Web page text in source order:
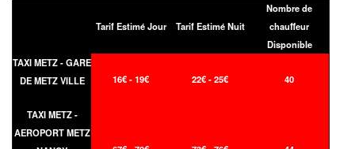
Tarif Estimé Jour Tarif Estimé Nuit
Nombre de
chauffeur
Disponible
TAXI METZ - GARE
DE METZ VILLE
16€ - 19€ 22€ - 25€ 40
TAXI METZ -
AEROPORT METZ